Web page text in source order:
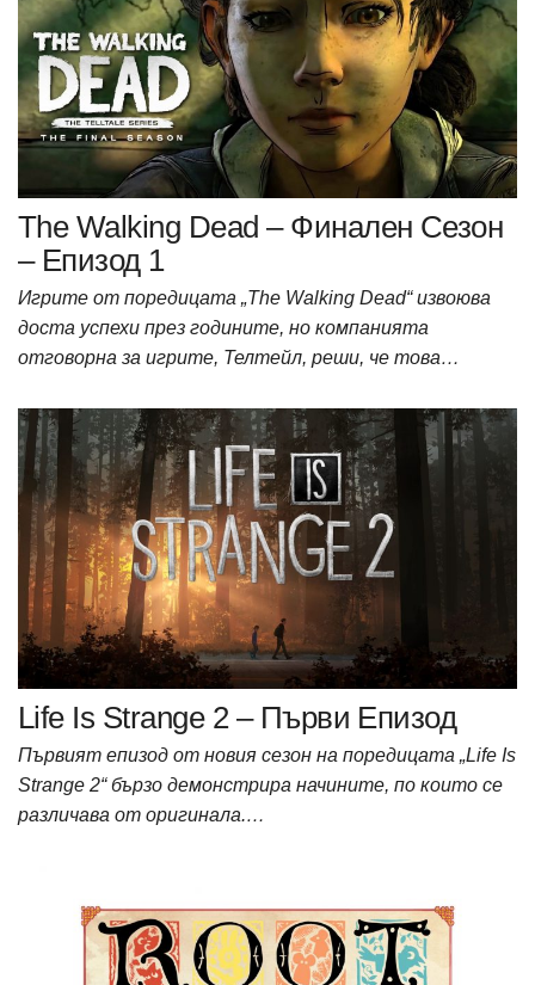
The Walking Dead – Финален Сезон
– Епизод 1
Игрите от поредицата „The Walking Dead“ извоюва
доста успехи през годините, но компанията
отговорна за игрите, Телтейл, реши, че това…
Life Is Strange 2 – Първи Епизод
Първият епизод от новия сезон на поредицата „Life Is
Strange 2“ бързо демонстрира начините, по които се
различава от оригинала.…